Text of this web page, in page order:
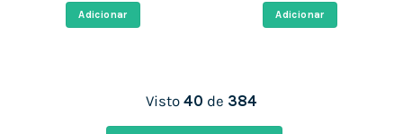
era:
425,00 €.
Adicionar
era:
347,00 €.
Adicionar
Visto 40 de 384